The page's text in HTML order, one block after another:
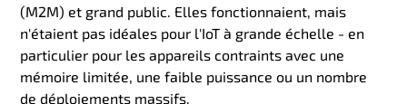
(M2M) et grand public. Elles fonctionnaient, mais
n'étaient pas idéales pour l'IoT à grande échelle - en
particulier pour les appareils contraints avec une
mémoire limitée, une faible puissance ou un nombre
de déploiements massifs.